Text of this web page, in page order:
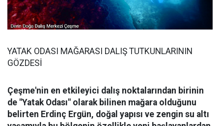
YATAK ODASI MAĞARASI DALIŞ TUTKUNLARININ
GÖZDESİ
Çeşme'nin en etkileyici dalış noktalarından birinin
de "Yatak Odası" olarak bilinen mağara olduğunu
belirten Erdinç Ergün, doğal yapısı ve zengin su altı